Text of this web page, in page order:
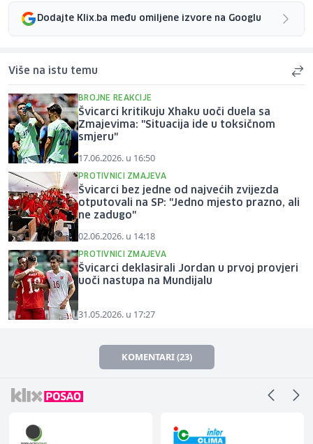
Dodajte Klix.ba među omiljene izvore na Googlu
Više na istu temu
BROJNE REAKCIJE
Švicarci kritikuju Xhaku uoči duela sa
Zmajevima: "Situacija ide u toksičnom
smjeru"
17.06.2026. u 16:50
PROTIVNICI ZMAJEVA
Švicarci bez jedne od najvećih zvijezda
otputovali na SP: "Jedno mjesto prazno, ali
ne zadugo"
02.06.2026. u 14:18
PROTIVNICI ZMAJEVA
Švicarci deklasirali Jordan u prvoj provjeri
uoči nastupa na Mundijalu
31.05.2026. u 17:27
KOMENTARI (23)